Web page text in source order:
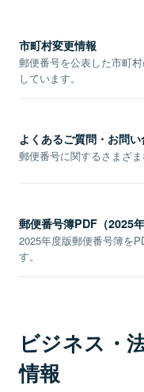
市町村変更情報
郵便番号を公表した市町
しています。
よくあるご質問・お問
郵便番号に関するさまざま
郵便番号簿PDF（2025年
2025年度版郵便番号簿を
す。
ビジネス・
情報